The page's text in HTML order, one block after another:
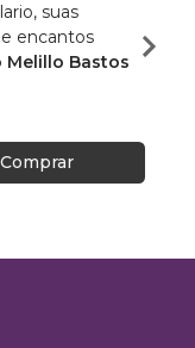
suas
encantos
Melillo Bastos
Comprar
volph
R$